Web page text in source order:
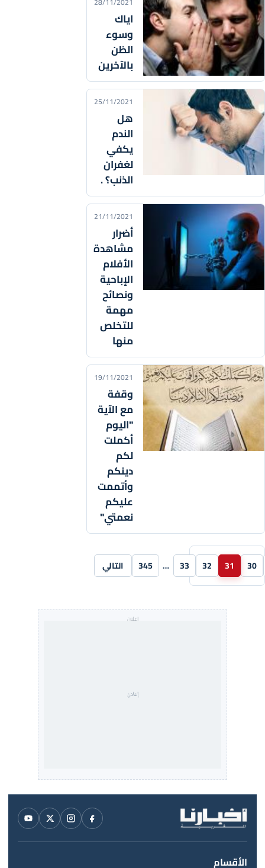
اياك
وسوء
الظن
بالآخرين
25/11/2021
هل
الندم
يكفي
لغفران
الذنب؟ .
21/11/2021
أضرار
مشاهدة
الأفلام
الإباحية
ونصائح
مهمة
للتخلص
منها
19/11/2021
وقفة
مع الآية
"اليوم
أكملت
لكم
دينكم
وأتممت
عليكم
نعمتي"
30
31
32
33
…
345 التالي
الأقسام